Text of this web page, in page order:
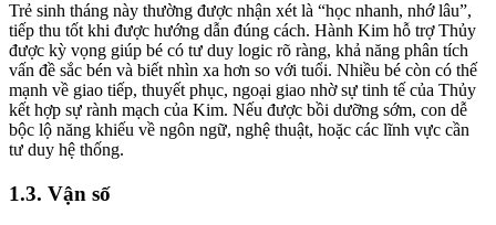
Trẻ sinh tháng này thường được nhận xét là “học nhanh, nhớ lâu”,
tiếp thu tốt khi được hướng dẫn đúng cách. Hành Kim hỗ trợ Thủy
được kỳ vọng giúp bé có tư duy logic rõ ràng, khả năng phân tích
vấn đề sắc bén và biết nhìn xa hơn so với tuổi. Nhiều bé còn có thế
mạnh về giao tiếp, thuyết phục, ngoại giao nhờ sự tinh tế của Thủy
kết hợp sự rành mạch của Kim. Nếu được bồi dưỡng sớm, con dễ
bộc lộ năng khiếu về ngôn ngữ, nghệ thuật, hoặc các lĩnh vực cần
tư duy hệ thống.
1.3. Vận số